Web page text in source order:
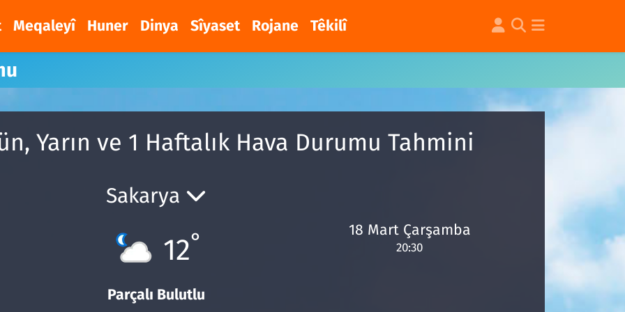
Meqaleyî Huner Dinya Sîyaset Rojane Têkilî
Yarın ve 1 Haftalık Hava Durumu Tahmini
Sakarya
12°
Parçalı Bulutlu
18 Mart Çarşamba
20:30